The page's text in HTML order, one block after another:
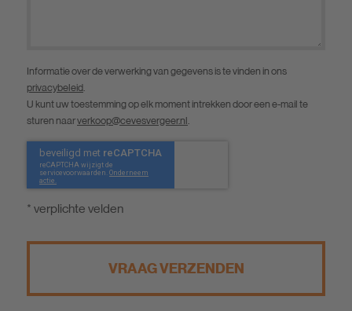
Informatie over de verwerking van gegevens is te vinden in ons
privacybeleid
U kunt uw toestemming op elk moment intrekken door een e-mail te
sturen naarverkoop@cevesvergeer.nl
* verplichte velden
VRAAG VERZENDEN